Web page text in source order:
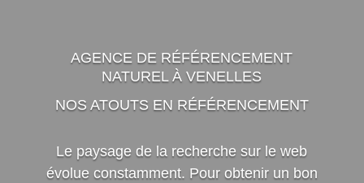
AGENCE DE RÉFÉRENCEMENT
NATUREL À VENELLES
NOS ATOUTS EN RÉFÉRENCEMENT
Le paysage de la recherche sur le web
évolue constamment. Pour obtenir un bon